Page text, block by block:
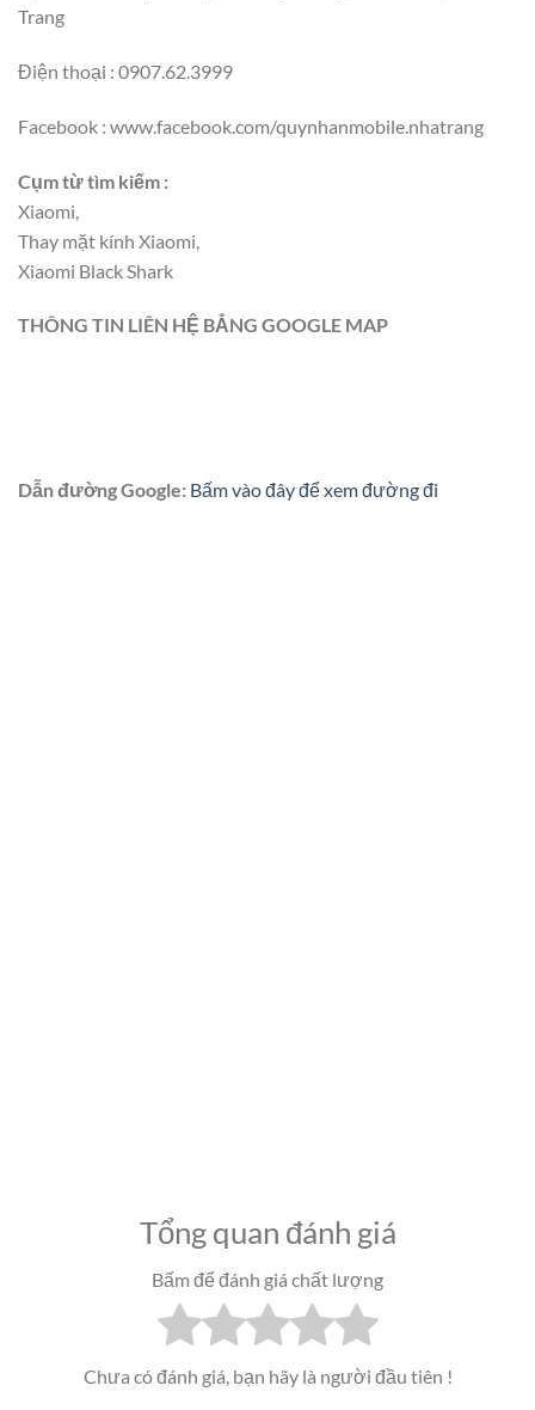
Trang
Điện thoại : 0907.62.3999
Facebook : www.facebook.com/quynhanmobile.nhatrang
Cụm từ tìm kiếm :
Xiaomi,
Thay mặt kính Xiaomi,
Xiaomi Black Shark
THÔNG TIN LIÊN HỆ BẲNG GOOGLE MAP
Dẫn đường Google: Bấm vào đây để xem đường đi
Tổng quan đánh giá
Bấm để đánh giá chất lượng
Chưa có đánh giá, bạn hãy là người đầu tiên !